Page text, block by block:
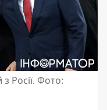
Росії. Фото: